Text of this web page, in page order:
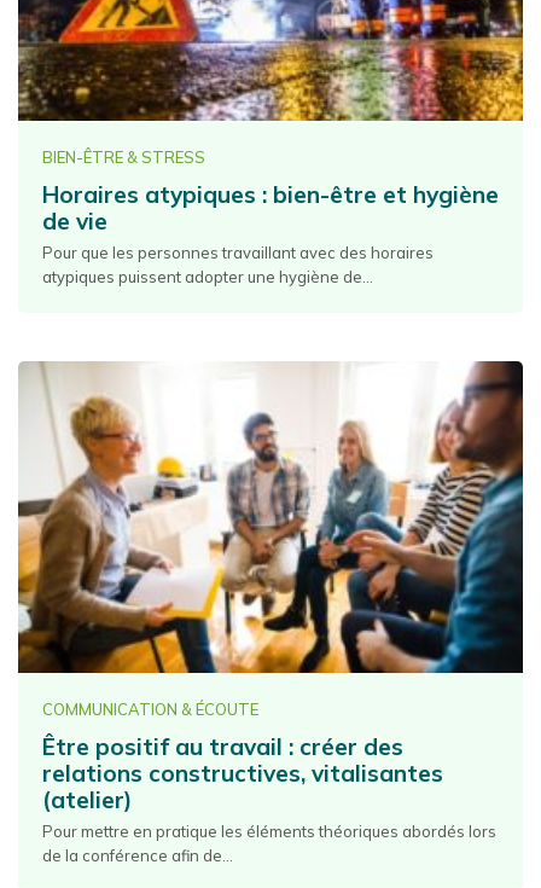
BIEN-ÊTRE & STRESS
Horaires atypiques : bien-être et hygiène
de vie
Pour que les personnes travaillant avec des horaires
atypiques puissent adopter une hygiène de...
COMMUNICATION & ÉCOUTE
Être positif au travail : créer des
relations constructives, vitalisantes
(atelier)
Pour mettre en pratique les éléments théoriques abordés lors
de la conférence afin de...